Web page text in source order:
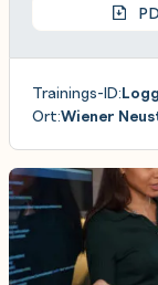
Trainings-ID:
Ort:Wiener